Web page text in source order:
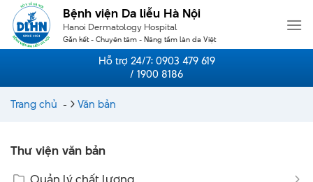
Skip
content
Bệnh viện Da liễu Hà Nội
Hanoi Dermatology Hospital
Gắn kết - Chuyên tâm - Nâng tầm làn da Việt
Hỗ trợ 24/7: 0903 479 619
/ 1900 8186
Trang chủ - Văn bản
Thư viện văn bản